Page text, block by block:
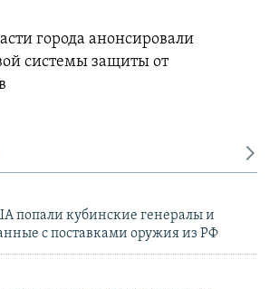
города анонсировали
системы защиты от
попали кубинские генералы и
с поставками оружия из РФ